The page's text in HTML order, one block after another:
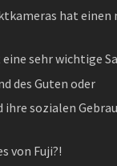
hat
sehr wichtige
des Guten oder
ihre sozialen
von Fuji?!